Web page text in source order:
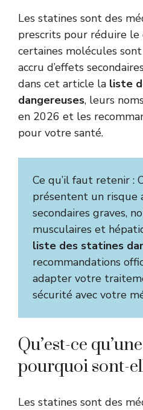
Les statines sont des
prescrits pour réduire le
certaines molécules
accru d’effets
dans cet article la liste
dangereuses, leurs
en 2026 et les
pour votre santé.
Ce qu’il faut retenir :
présentent un risque
secondaires graves,
musculaires et
liste des statines
recommandations
adapter votre
sécurité avec votre
Qu’est-ce
pourquoi sont-
Les statines sont des